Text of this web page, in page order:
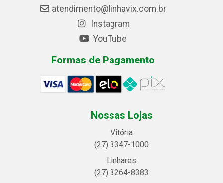
atendimento@linhavix.com.br
Instagram
YouTube
Formas de Pagamento
Nossas Lojas
Vitória
(27) 3347-1000
Linhares
(27) 3264-8383